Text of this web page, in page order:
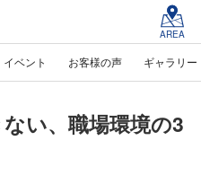
AREA
ベント お客様の声 ギャラリー
い、職場環境の3